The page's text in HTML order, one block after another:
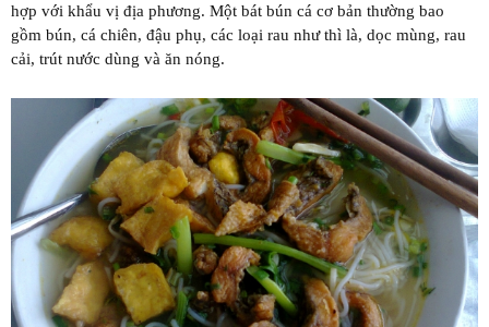
hợp với khẩu vị địa phương. Một bát bún cá cơ bản thường bao
gồm bún, cá chiên, đậu phụ, các loại rau như thì là, dọc mùng, rau
cải, trút nước dùng và ăn nóng.